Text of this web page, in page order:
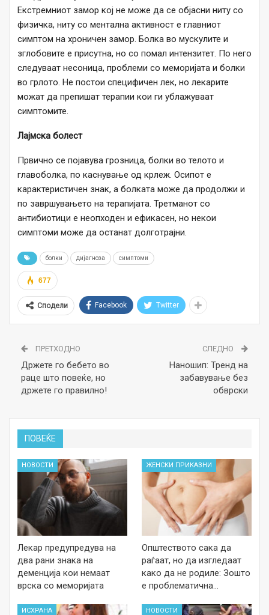
Екстремниот замор кој не може да се објасни ниту со
физичка, ниту со ментална активност е главниот
симптом на хроничен замор. Болка во мускулите и
зглобовите е присутна, но со помал интензитет. По него
следуваат несоница, проблеми со меморијата и болки
во грлото. Не постои специфичен лек, но лекарите
можат да препишат терапии кои ги ублажуваат
симптомите.
Лајмска болест
Првично се појавува грозница, болки во телото и
главоболка, по каснување од крлеж. Осипот е
карактеристичен знак, а болката може да продолжи и
по завршувањето на терапијата. Третманот со
антибиотици е неопходен и ефикасен, но некои
симптоми може да останат долготрајни.
болки дијагноза симптоми
677
Сподели Facebook Twitter
ПРЕТХОДНО
Држете го бебето во
раце што повеќе, но
држете го правилно!
СЛЕДНО
Наношип: Тренд на
забавување без
обврски
ПОВЕЌЕ
НОВОСТИ
Лекар предупредува на
два рани знака на
деменција кои немаат
врска со меморијата
ЖЕНСКИ ПРИКАЗНИ
Општеството сака да
раѓаат, но да изгледаат
како да не родиле: Зошто
е проблематична…
ИСХРАНА НОВОСТИ